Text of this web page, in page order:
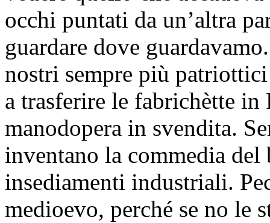
occhi puntati da un’altra
guardare dove
nostri sempre più
a trasferire le fabrichètte
manodopera in svendita.
inventano la commedia
insediamenti industriali.
medioevo, perché se no le